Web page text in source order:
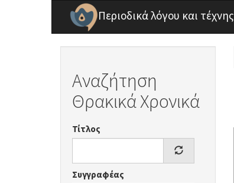
Παράκαμψη προς το κυρίως περιεχόμενο
Περιοδικά λόγου και τέχνης
Αναζήτηση
Θρακικά Χρονικά
Τίτλος
Συγγραφέας